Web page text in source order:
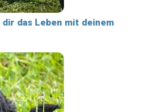
das Leben mit deinem